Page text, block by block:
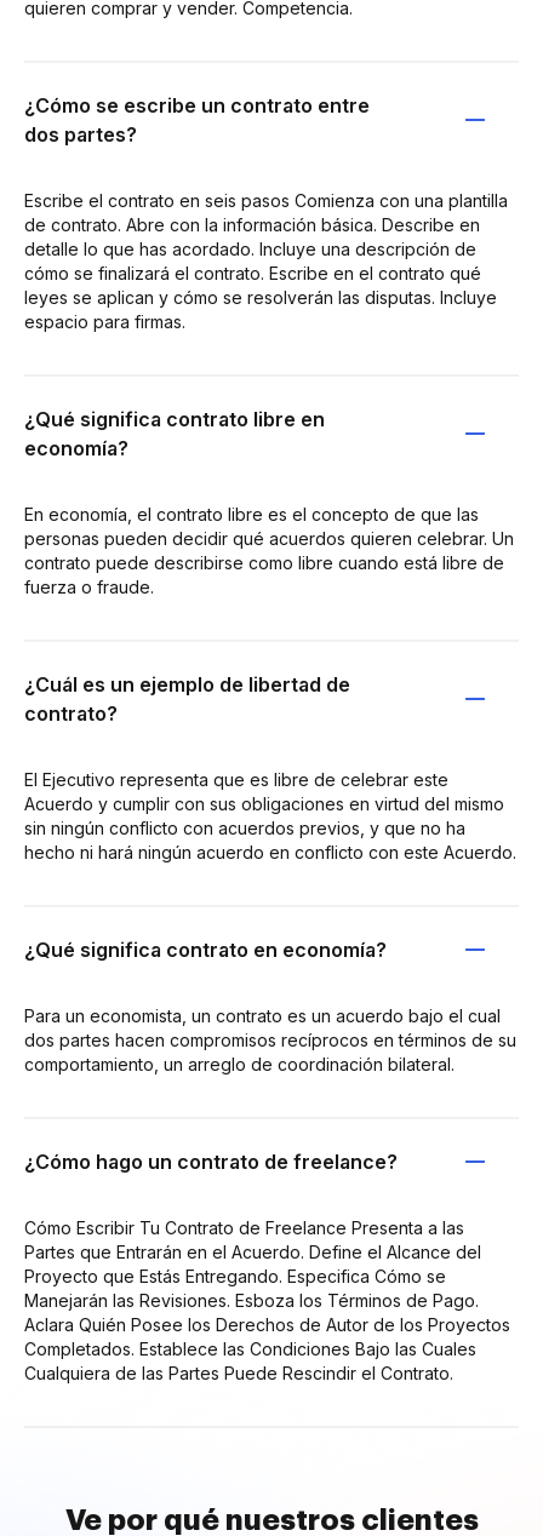
quieren comprar y vender. Competencia.
¿Cómo se escribe un contrato entre
dos partes?
Escribe el contrato en seis pasos Comienza con una plantilla
de contrato. Abre con la información básica. Describe en
detalle lo que has acordado. Incluye una descripción de
cómo se finalizará el contrato. Escribe en el contrato qué
leyes se aplican y cómo se resolverán las disputas. Incluye
espacio para firmas.
¿Qué significa contrato libre en
economía?
En economía, el contrato libre es el concepto de que las
personas pueden decidir qué acuerdos quieren celebrar. Un
contrato puede describirse como libre cuando está libre de
fuerza o fraude.
¿Cuál es un ejemplo de libertad de
contrato?
El Ejecutivo representa que es libre de celebrar este
Acuerdo y cumplir con sus obligaciones en virtud del mismo
sin ningún conflicto con acuerdos previos, y que no ha
hecho ni hará ningún acuerdo en conflicto con este Acuerdo.
¿Qué significa contrato en economía?
Para un economista, un contrato es un acuerdo bajo el cual
dos partes hacen compromisos recíprocos en términos de su
comportamiento, un arreglo de coordinación bilateral.
¿Cómo hago un contrato de freelance?
Cómo Escribir Tu Contrato de Freelance Presenta a las
Partes que Entrarán en el Acuerdo. Define el Alcance del
Proyecto que Estás Entregando. Especifica Cómo se
Manejarán las Revisiones. Esboza los Términos de Pago.
Aclara Quién Posee los Derechos de Autor de los Proyectos
Completados. Establece las Condiciones Bajo las Cuales
Cualquiera de las Partes Puede Rescindir el Contrato.
Ve por qué nuestros clientes